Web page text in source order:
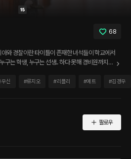
68
와 경찰이란 타이틀이 존재한 녀석들이 학교에서
구는 학생, 누구는 선생.. 하다 못해 경비원까지?!
우신 #류지오 #리플리 #에트 #김경우
팔로우